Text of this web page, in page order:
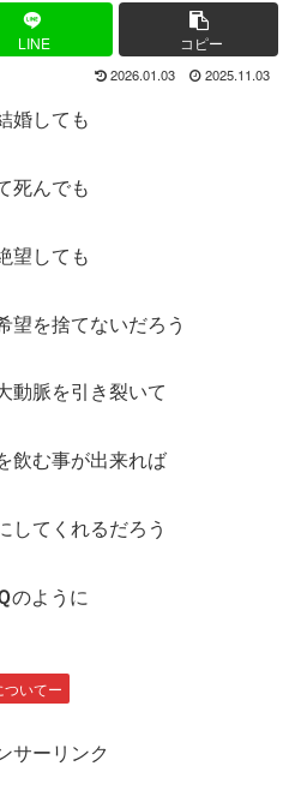
LINE コピー
2026.01.03 2025.11.03
婚しても
死んでも
望しても
を捨てないだろう
脈を引き裂いて
飲む事が出来れば
てくれるだろう
のように
いてー
サーリンク